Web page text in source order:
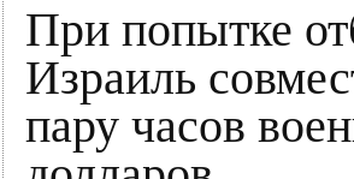
При попытке
Израиль
пару часов